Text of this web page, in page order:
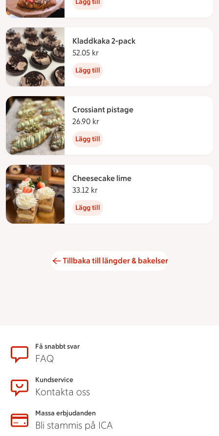
Lägg till
Kladdkaka 2-pack
52.05 kr
Lägg till
Crossiant pistage
26.90 kr
Lägg till
Cheesecake lime
33.12 kr
Lägg till
Tillbaka till längder & bakelser
SidfotFå snabbt svar
FAQ
Kundservice
Kontakta oss
Massa erbjudanden
Bli stammis på ICA